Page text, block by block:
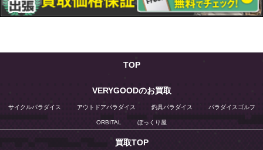
TOP
VERYGOODのお買取
サイクルパラダイス アウトドアパラダイス 釣具パラダイス パラダイスゴルフ
ORBITAL ぼっくり屋
買取TOP